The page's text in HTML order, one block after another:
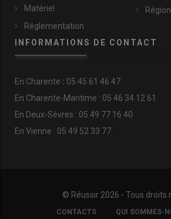
Matériel
Réglementation
Région
INFORMATIONS DE CONTACT
En Charente : 05 45 61 46 47
En Charente-Maritime : 05 46 34 12 61
En Deux-Sèvres : 05 49 77 16 40
En Vienne : 05 49 52 33 77
© Réussir 2026 - Tous droits
COPYRIGHTCONTACTS QUI SOMMES-